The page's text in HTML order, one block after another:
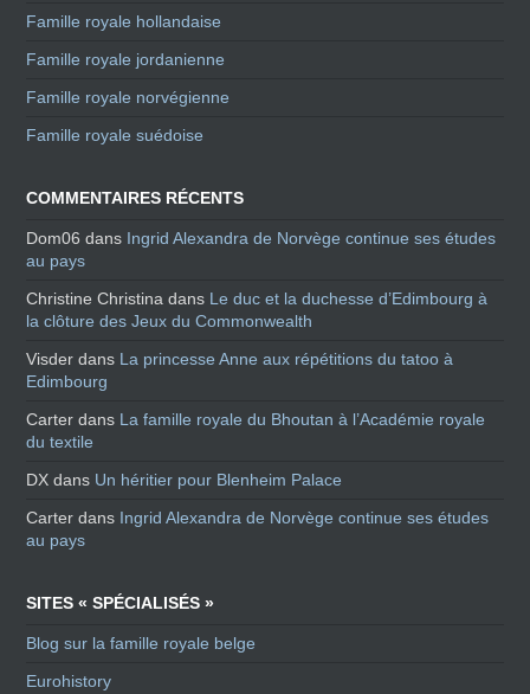
Famille royale hollandaise
Famille royale jordanienne
Famille royale norvégienne
Famille royale suédoise
COMMENTAIRES RÉCENTS
Dom06 dans Ingrid Alexandra de Norvège continue ses études
au pays
Christine Christina dans Le duc et la duchesse d’Edimbourg à
la clôture des Jeux du Commonwealth
Visder dans La princesse Anne aux répétitions du tatoo à
Edimbourg
Carter dans La famille royale du Bhoutan à l’Académie royale
du textile
DX dans Un héritier pour Blenheim Palace
Carter dans Ingrid Alexandra de Norvège continue ses études
au pays
SITES « SPÉCIALISÉS »
Blog sur la famille royale belge
Eurohistory